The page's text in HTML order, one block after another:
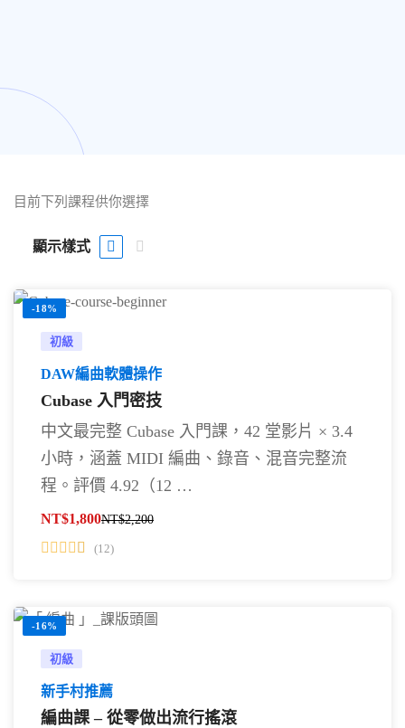
目前下列課程供你選擇
顯示樣式
-18%
初級
DAW編曲軟體操作
Cubase 入門密技
中文最完整 Cubase 入門課，42 堂影片 × 3.4
小時，涵蓋 MIDI 編曲、錄音、混音完整流
程。評價 4.92（12 …
NT$1,800NT$2,200
(12)
-16%
初級
新手村推薦
編曲課 – 從零做出流行搖滾